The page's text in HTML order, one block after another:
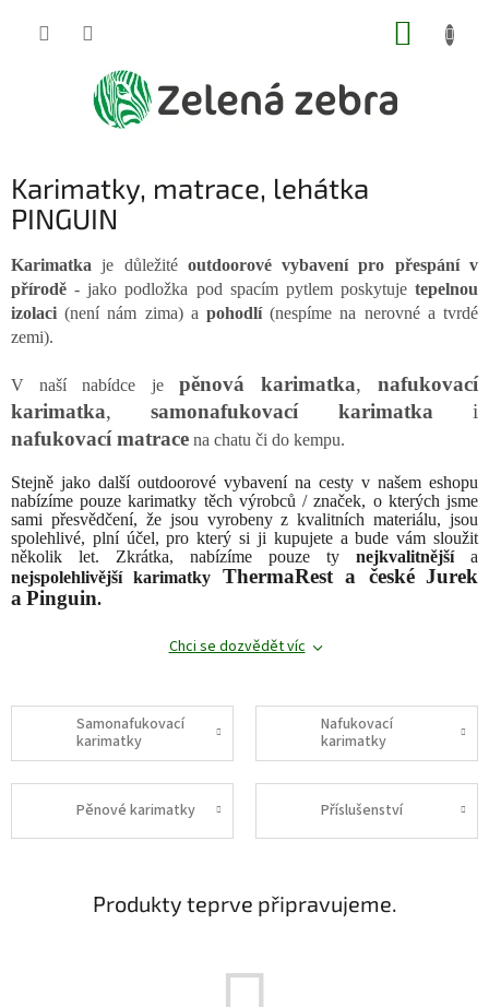
Karimatky, matrace, lehátka
PINGUIN
Karimatka je důležité outdoorové vybavení pro přespání v
přírodě - jako podložka pod spacím pytlem poskytuje tepelnou
izolaci (není nám zima) a pohodlí(nespíme na nerovné a tvrdé
zemi).
V naší nabídce je pěnová karimatka,nafukovací
karimatka,samonafukovací karimatka i
nafukovací matrace na chatu či do kempu.
Stejně jako další outdoorové vybavení na cesty v našem eshopu
nabízíme pouze karimatky těch výrobců / značek, o kterých jsme
sami přesvědčení, že jsou vyrobeny z kvalitních materiálu, jsou
spolehlivé, plní účel, pro který si ji kupujete a bude vám sloužit
několik let. Zkrátka, nabízíme pouze ty nejkvalitnějšía
nejspolehlivější
karimatky ThermaRest a české Jurek
a Pinguin.
Chci se dozvědět víc
Samonafukovací
karimatky
Nafukovací
karimatky
Pěnové karimatky Příslušenství
Produkty teprve připravujeme.